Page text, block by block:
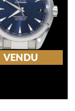
VENDU